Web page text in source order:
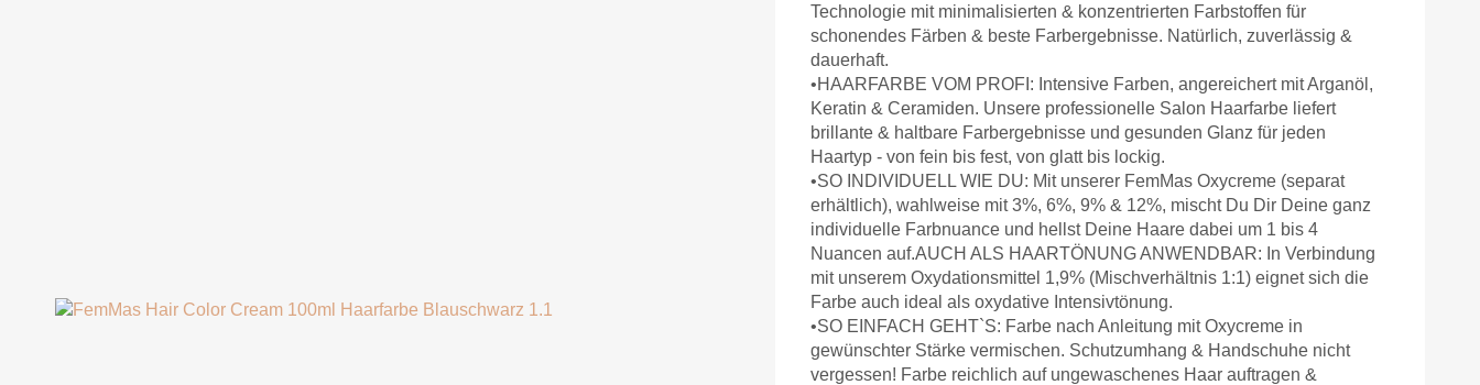
Technologie mit minimalisierten & konzentrierten Farbstoffen für
schonendes Färben & beste Farbergebnisse. Natürlich, zuverlässig &
dauerhaft.
•HAARFARBE VOM PROFI: Intensive Farben, angereichert mit Arganöl,
Keratin & Ceramiden. Unsere professionelle Salon Haarfarbe liefert
brillante & haltbare Farbergebnisse und gesunden Glanz für jeden
Haartyp - von fein bis fest, von glatt bis lockig.
•SO INDIVIDUELL WIE DU: Mit unserer FemMas Oxycreme (separat
erhältlich), wahlweise mit 3%, 6%, 9% & 12%, mischt Du Dir Deine ganz
individuelle Farbnuance und hellst Deine Haare dabei um 1 bis 4
Nuancen auf.AUCH ALS HAARTÖNUNG ANWENDBAR: In Verbindung
mit unserem Oxydationsmittel 1,9% (Mischverhältnis 1:1) eignet sich die
Farbe auch ideal als oxydative Intensivtönung.
•SO EINFACH GEHT`S: Farbe nach Anleitung mit Oxycreme in
gewünschter Stärke vermischen. Schutzumhang & Handschuhe nicht
vergessen! Farbe reichlich auf ungewaschenes Haar auftragen &